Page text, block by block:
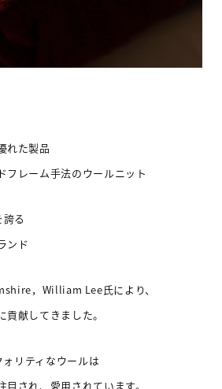
れた製品
フレーム手法のウールニット
る
ンド
，William Lee氏により、
献してきました。
リティなウールは
され、愛用されています。